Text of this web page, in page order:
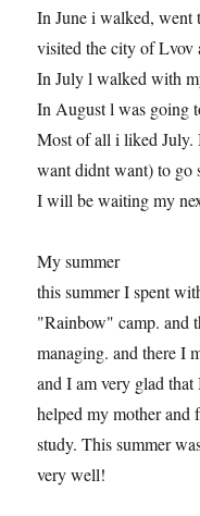
In June i walked, went
visited the city of Lvov
In July l walked with
In August l was going
Most of all i liked July.
want didnt want) to go
I will be waiting my
My summer
this summer I spent
"Rainbow" camp. and
managing. and there I
and I am very glad
helped my mother and
study. This summer
very well!